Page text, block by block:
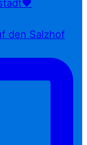
den Salzhof